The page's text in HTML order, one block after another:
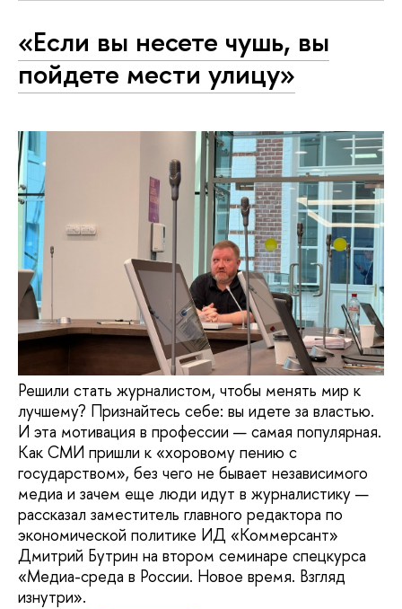
«Если вы несете чушь, вы
пойдете мести улицу»
Решили стать журналистом, чтобы менять мир к
лучшему? Признайтесь себе: вы идете за властью.
И эта мотивация в профессии — самая популярная.
Как СМИ пришли к «хоровому пению с
государством», без чего не бывает независимого
медиа и зачем еще люди идут в журналистику —
рассказал заместитель главного редактора по
экономической политике ИД «Коммерсант»
Дмитрий Бутрин на втором семинаре спецкурса
«Медиа-среда в России. Новое время. Взгляд
изнутри».